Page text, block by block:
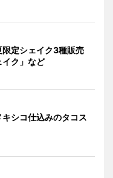
定シェイク3種販売
ク」など
シコ仕込みのタコス